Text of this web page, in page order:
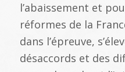
l’abaissement et
réformes de la
dans l’épreuve,
désaccords et des